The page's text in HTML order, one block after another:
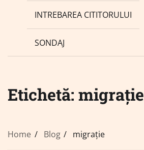
INTREBAREA CITITORULUI
SONDAJ
Etichetă: migrație
Home Blog migrație